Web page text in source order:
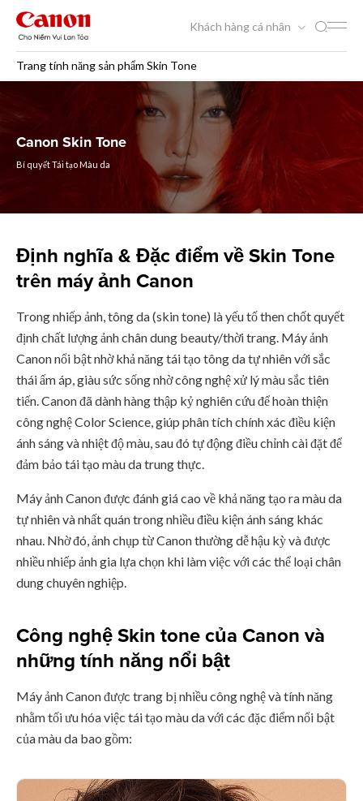
Khách hàng cá nhân
Trang tính năng sản phẩm Skin Tone
Trang tính năng sản phẩm
Canon Skin Tone
Bí quyết Tái tạo Màu da
Định nghĩa & Đặc điểm về Skin Tone
trên máy ảnh Canon
Trong nhiếp ảnh, tông da (skin tone) là yếu tố then chốt quyết
định chất lượng ảnh chân dung beauty/thời trang. Máy ảnh
Canon nổi bật nhờ khả năng tái tạo tông da tự nhiên với sắc
thái ấm áp, giàu sức sống nhờ công nghệ xử lý màu sắc tiên
tiến. Canon đã dành hàng thập kỷ nghiên cứu để hoàn thiện
công nghệ Color Science, giúp phân tích chính xác điều kiện
ánh sáng và nhiệt độ màu, sau đó tự động điều chỉnh cài đặt để
đảm bảo tái tạo màu da trung thực.
Máy ảnh Canon được đánh giá cao về khả năng tạo ra màu da
tự nhiên và nhất quán trong nhiều điều kiện ánh sáng khác
nhau. Nhờ đó, ảnh chụp từ Canon thường dễ hậu kỳ và được
nhiều nhiếp ảnh gia lựa chọn khi làm việc với các thể loại chân
dung chuyên nghiệp.
Công nghệ Skin tone của Canon và
những tính năng nổi bật
Máy ảnh Canon được trang bị nhiều công nghệ và tính năng
nhằm tối ưu hóa việc tái tạo màu da với các đặc điểm nổi bật
của màu da bao gồm: